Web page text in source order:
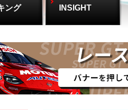
ング
INSIGHT